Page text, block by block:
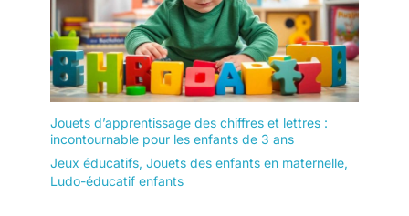
Jouets d’apprentissage des chiffres et lettres :
incontournable pour les enfants de 3 ans
Jeux éducatifs, Jouets des enfants en maternelle,
Ludo-éducatif enfants